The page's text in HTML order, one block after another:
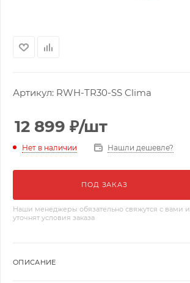
Артикул: RWH-TR30-SS Clima
12 899 ₽/шт
Нет в наличии Нашли дешевле?
ПОД ЗАКАЗ
Наши менеджеры обязательно свяжутся с вами и
уточнят условия заказа
ОПИСАНИЕ